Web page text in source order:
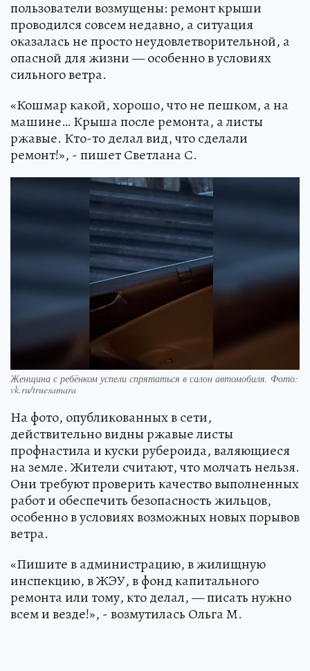
пользователи возмущены: ремонт крыши
проводился совсем недавно, а ситуация
оказалась не просто неудовлетворительной, а
опасной для жизни — особенно в условиях
сильного ветра.
«Кошмар какой, хорошо, что не пешком, а на
машине… Крыша после ремонта, а листы
ржавые. Кто-то делал вид, что сделали
ремонт!», - пишет Светлана С.
Женщина с ребёнком успели спрятаться в салон автомобиля. Фото:
vk.ru/truesamara
На фото, опубликованных в сети,
действительно видны ржавые листы
профнастила и куски рубероида, валяющиеся
на земле. Жители считают, что молчать нельзя.
Они требуют проверить качество выполненных
работ и обеспечить безопасность жильцов,
особенно в условиях возможных новых порывов
ветра.
«Пишите в администрацию, в жилищную
инспекцию, в ЖЭУ, в фонд капитального
ремонта или тому, кто делал, — писать нужно
всем и везде!», - возмутилась Ольга М.